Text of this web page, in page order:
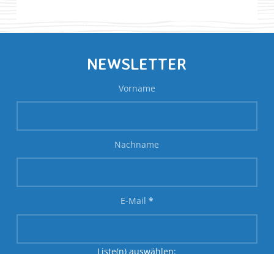
NEWSLETTER
Vorname
Nachname
E-Mail *
Liste(n) auswählen: